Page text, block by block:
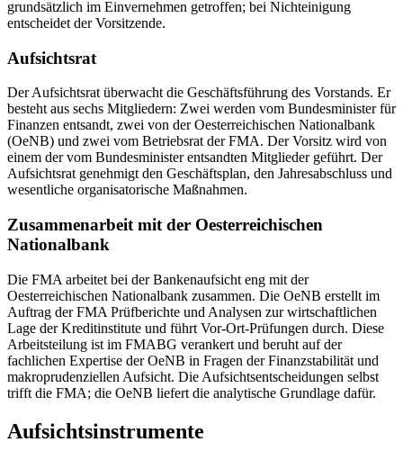
grundsätzlich im Einvernehmen getroffen; bei Nichteinigung
entscheidet der Vorsitzende.
Aufsichtsrat
Der Aufsichtsrat überwacht die Geschäftsführung des Vorstands. Er
besteht aus sechs Mitgliedern: Zwei werden vom Bundesminister für
Finanzen entsandt, zwei von der Oesterreichischen Nationalbank
(OeNB) und zwei vom Betriebsrat der FMA. Der Vorsitz wird von
einem der vom Bundesminister entsandten Mitglieder geführt. Der
Aufsichtsrat genehmigt den Geschäftsplan, den Jahresabschluss und
wesentliche organisatorische Maßnahmen.
Zusammenarbeit mit der Oesterreichischen
Nationalbank
Die FMA arbeitet bei der Bankenaufsicht eng mit der
Oesterreichischen Nationalbank zusammen. Die OeNB erstellt im
Auftrag der FMA Prüfberichte und Analysen zur wirtschaftlichen
Lage der Kreditinstitute und führt Vor-Ort-Prüfungen durch. Diese
Arbeitsteilung ist im FMABG verankert und beruht auf der
fachlichen Expertise der OeNB in Fragen der Finanzstabilität und
makroprudenziellen Aufsicht. Die Aufsichtsentscheidungen selbst
trifft die FMA; die OeNB liefert die analytische Grundlage dafür.
Aufsichtsinstrumente